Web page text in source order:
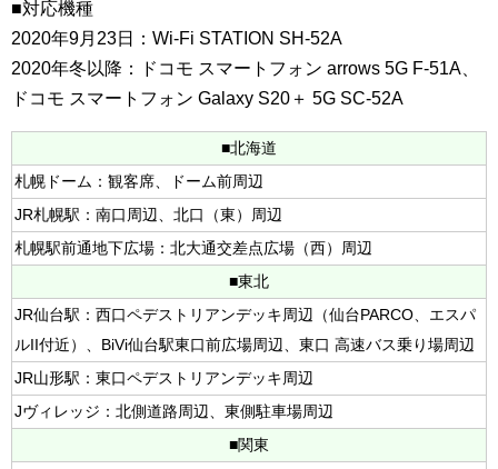
■対応機種
2020年9月23日：Wi-Fi STATION SH-52A
2020年冬以降：ドコモ スマートフォン arrows 5G F-51A、
ドコモ スマートフォン Galaxy S20＋ 5G SC-52A
■北海道
札幌ドーム：観客席、ドーム前周辺
JR札幌駅：南口周辺、北口（東）周辺
札幌駅前通地下広場：北大通交差点広場（西）周辺
■東北
JR仙台駅：西口ペデストリアンデッキ周辺（仙台PARCO、エスパ
ルII付近）、BiVi仙台駅東口前広場周辺、東口 高速バス乗り場周辺
JR山形駅：東口ペデストリアンデッキ周辺
Jヴィレッジ：北側道路周辺、東側駐車場周辺
■関東